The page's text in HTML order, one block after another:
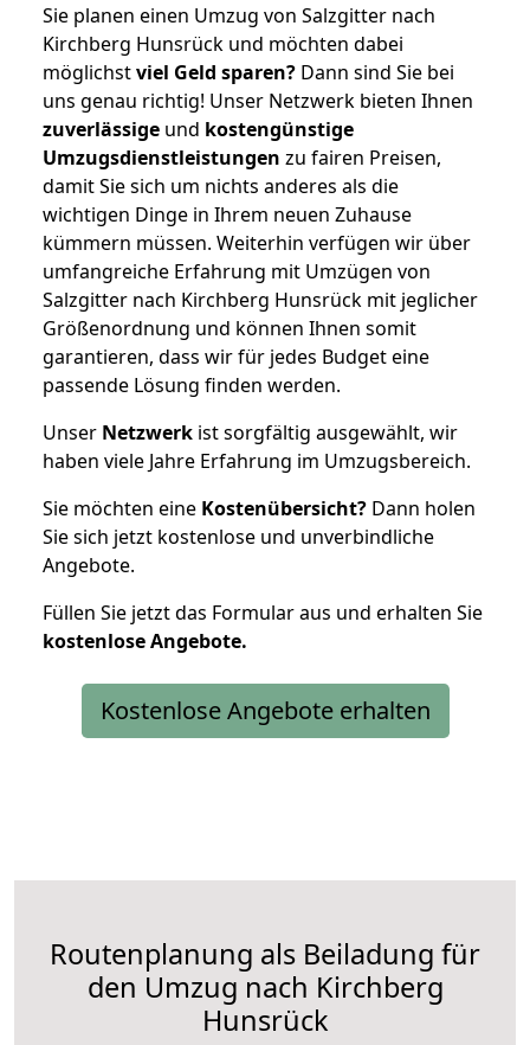
Sie planen einen Umzug von Salzgitter nach
Kirchberg Hunsrück und möchten dabei
möglichstviel Geld sparen? Dann sind Sie bei
uns genau richtig! Unser Netzwerk bieten Ihnen
zuverlässige und kostengünstige
Umzugsdienstleistungen zu fairen Preisen,
damit Sie sich um nichts anderes als die
wichtigen Dinge in Ihrem neuen Zuhause
kümmern müssen. Weiterhin verfügen wir über
umfangreiche Erfahrung mit Umzügen von
Salzgitter nach Kirchberg Hunsrück mit jeglicher
Größenordnung und können Ihnen somit
garantieren, dass wir für jedes Budget eine
passende Lösung finden werden.
Unser Netzwerk ist sorgfältig ausgewählt, wir
haben viele Jahre Erfahrung im Umzugsbereich.
Sie möchten eine Kostenübersicht? Dann holen
Sie sich jetzt kostenlose und unverbindliche
Angebote.
Füllen Sie jetzt das Formular aus und erhalten Sie
kostenloseAngebote.
Kostenlose Angebote erhalten
Routenplanung als Beiladung für
den Umzug nach Kirchberg
Hunsrück